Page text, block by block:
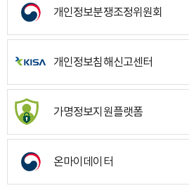
개인정보분쟁조정위원회
개인정보침해신고센터
가명정보지원플랫폼
온마이데이터